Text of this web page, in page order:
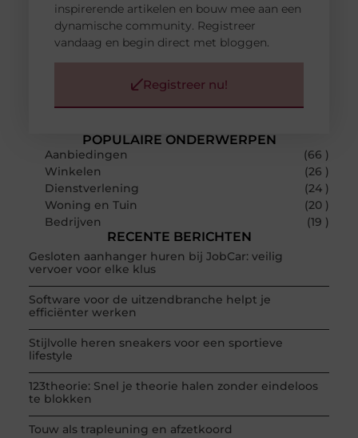
POPULAIRE ONDERWERPEN
Aanbiedingen
(66 )
Winkelen
(26 )
Dienstverlening
(24 )
Woning en Tuin
(20 )
Bedrijven
(19 )
RECENTE BERICHTEN
Gesloten aanhanger huren bij JobCar: veilig
vervoer voor elke klus
Software voor de uitzendbranche helpt je
efficiënter werken
Stijlvolle heren sneakers voor een sportieve
lifestyle
123theorie: Snel je theorie halen zonder eindeloos
te blokken
Touw als trapleuning en afzetkoord
inspirerende artikelen en bouw mee aan een
dynamische community. Registreer
vandaag en begin direct met bloggen.
Registreer nu!